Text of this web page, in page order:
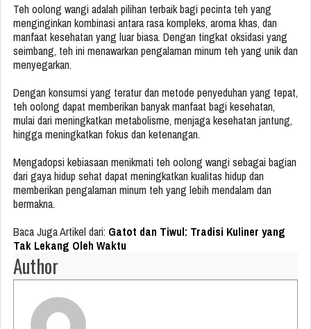
Teh oolong wangi adalah pilihan terbaik bagi pecinta teh yang
menginginkan kombinasi antara rasa kompleks, aroma khas, dan
manfaat kesehatan yang luar biasa. Dengan tingkat oksidasi yang
seimbang, teh ini menawarkan pengalaman minum teh yang unik dan
menyegarkan.
Dengan konsumsi yang teratur dan metode penyeduhan yang tepat,
teh oolong dapat memberikan banyak manfaat bagi kesehatan,
mulai dari meningkatkan metabolisme, menjaga kesehatan jantung,
hingga meningkatkan fokus dan ketenangan.
Mengadopsi kebiasaan menikmati teh oolong wangi sebagai bagian
dari gaya hidup sehat dapat meningkatkan kualitas hidup dan
memberikan pengalaman minum teh yang lebih mendalam dan
bermakna.
Baca Juga Artikel dari: Gatot dan Tiwul: Tradisi Kuliner yang
Tak Lekang Oleh Waktu
Author